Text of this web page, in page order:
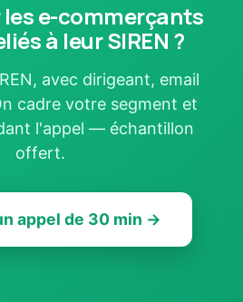
e-commerçants
à leur SIREN ?
avec dirigeant, email
cadre votre segment et
l'appel — échantillon
offert.
appel de 30 min →